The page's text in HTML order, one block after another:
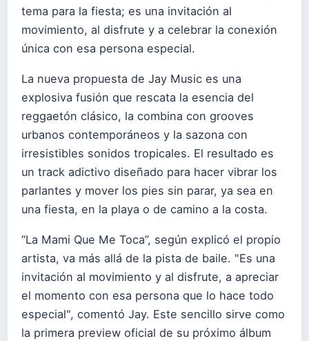
tema para la fiesta; es una invitación al
movimiento, al disfrute y a celebrar la conexión
única con esa persona especial.
La nueva propuesta de Jay Music es una
explosiva fusión que rescata la esencia del
reggaetón clásico, la combina con grooves
urbanos contemporáneos y la sazona con
irresistibles sonidos tropicales. El resultado es
un track adictivo diseñado para hacer vibrar los
parlantes y mover los pies sin parar, ya sea en
una fiesta, en la playa o de camino a la costa.
“La Mami Que Me Toca”, según explicó el propio
artista, va más allá de la pista de baile. "Es una
invitación al movimiento y al disfrute, a apreciar
el momento con esa persona que lo hace todo
especial", comentó Jay. Este sencillo sirve como
la primera preview oficial de su próximo álbum